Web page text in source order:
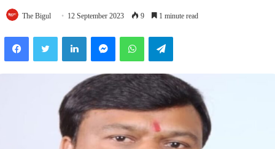
The Bigul 12 September 2023 9 1 minute read
FacebookTwitter LinkedInMessengerWhatsAppTelegram